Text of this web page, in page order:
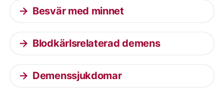
Besvär med minnet
Blodkärlsrelaterad demens
Demenssjukdomar